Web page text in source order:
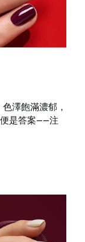
澤飽滿濃郁，
是答案——注